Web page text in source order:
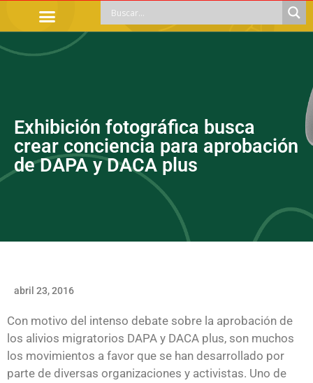
Exhibición fotográfica busca
crear conciencia para aprobación
de DAPA y DACA plus
abril 23, 2016
Con motivo del intenso debate sobre la aprobación de
los alivios migratorios DAPA y DACA plus, son muchos
los movimientos a favor que se han desarrollado por
parte de diversas organizaciones y activistas. Uno de